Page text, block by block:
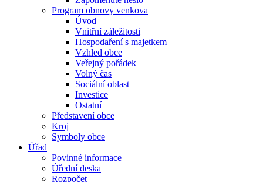
Program obnovy venkova
Úvod
Vnitřní záležitosti
Hospodaření s majetkem
Vzhled obce
Veřejný pořádek
Volný čas
Sociální oblast
Investice
Ostatní
Představení obce
Kroj
Symboly obce
Úřad
Povinné informace
Úřední deska
Rozpočet